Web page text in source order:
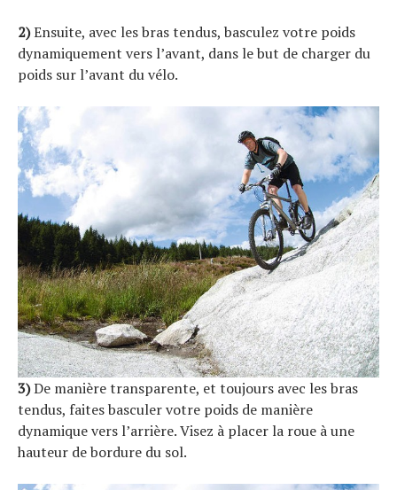
2)Ensuite, avec les bras tendus, basculez votre poids
dynamiquement vers l’avant, dans le but de charger du
poids sur l’avant du vélo.
3)De manière transparente, et toujours avec les bras
tendus, faites basculer votre poids de manière
dynamique vers l’arrière. Visez à placer la roue à une
hauteur de bordure du sol.